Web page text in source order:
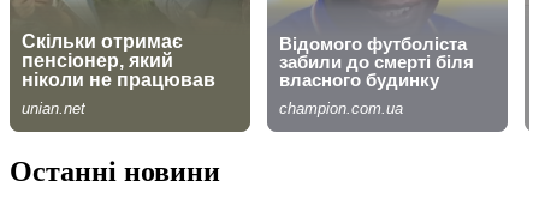
Останні новини